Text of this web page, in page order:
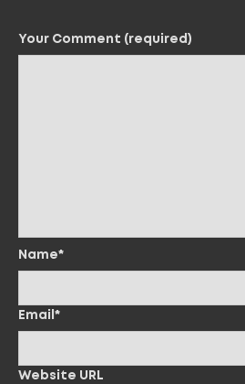
Your Comment (required)
Name*
Email*
Website URL